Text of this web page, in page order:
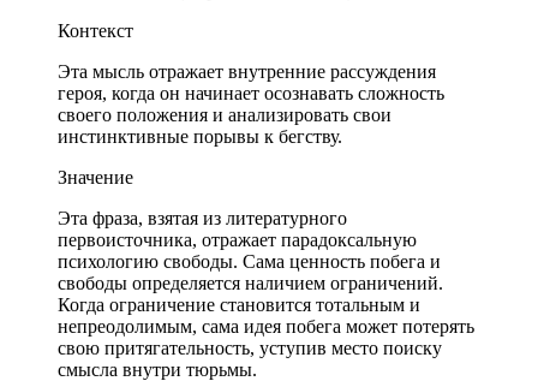
Контекст
Эта мысль отражает внутренние рассуждения
героя, когда он начинает осознавать сложность
своего положения и анализировать свои
инстинктивные порывы к бегству.
Значение
Эта фраза, взятая из литературного
первоисточника, отражает парадоксальную
психологию свободы. Сама ценность побега и
свободы определяется наличием ограничений.
Когда ограничение становится тотальным и
непреодолимым, сама идея побега может потерять
свою притягательность, уступив место поиску
смысла внутри тюрьмы.